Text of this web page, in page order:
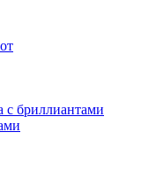
с бриллиантами